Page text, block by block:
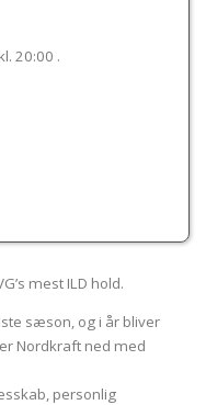
20:00 .
mest ILD hold.
sæson, og i år bliver
Nordkraft ned med
personlig